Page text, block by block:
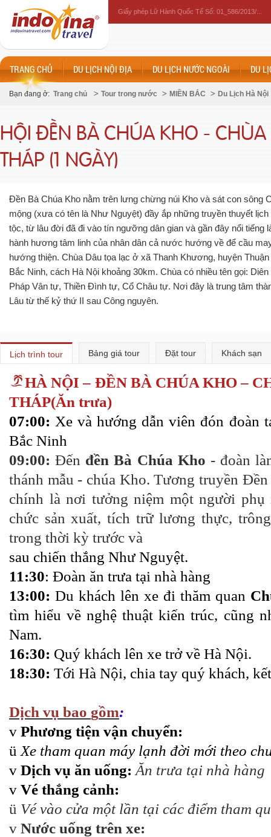
Giấy phép Lữ Hành Quốc Tế Số: 01_586/2013/...
TRANG CHỦ DU LỊCH NỘI ĐỊA DU LỊCH NƯỚC NGOÀI DU
Bạn đang ở: Trang chủ Tour trong nước MIỀN BẮC Du Lịch Hà Nội
HỘI ĐỀN BÀ CHÚA KHO -
THÁP (1 NGÀY)
Đền Bà Chúa Kho nằm trên lưng chừng núi Kho và sát con sông
mộng (xưa có tên là Như Nguyệt) đầy ắp những truyền thuyết
tộc, từ lâu đời đã đi vào tín ngưỡng dân gian và gần đây nổi tiếng
hành hương tâm linh của nhân dân cả nước hướng về để cầu
hướng thiện. Chùa Dâu tọa lạc ở xã Thanh Khương, huyện Thuận
Bắc Ninh, cách Hà Nội khoảng 30km. Chùa có nhiều tên gọi:
Pháp Vân tự, Thiền Đình tự, Cổ Châu tự. Nơi đây là trung tâm
Lâu từ thế kỷ thứ II sau Công nguyên.
Lịch trình tour Bảng giá tour Đặt tour Khách sạn
HÀ NỘI – ĐỀN BÀ CHÚA KHO –
THÁP(Ăn trưa)
07:00: Xe và hướng dẫn viên đón đoàn
Bắc Ninh
09:00: Đến đền Bà Chúa Kho - đoàn
thánh mẫu - chúa Kho. Tương truyền
chính là nơi tưởng niệm một người
chức sản xuất, tích trữ lương thực,
trong thời kỳ trước và
sau chiến thắng Như Nguyệt.
11:30: Đoàn ăn trưa tại nhà hàng
13:00: Du khách lên xe đi thăm quan
tìm hiểu về nghệ thuật kiến trúc, cũng
Nam.
16:30: Quý khách lên xe trở về Hà Nội.
18:30: Tới Hà Nội, chia tay quý khách,
Dịch vụ bao gồm:
v Phương tiện vận chuyển:
ü Xe tham quan máy lạnh đời mới theo
v Dịch vụ ăn uống: Ăn trưa tại nhà hàng
v Vé thắng cảnh:
ü Vé vào cửa một lần tại các điểm tham
v Nước uống trên xe: